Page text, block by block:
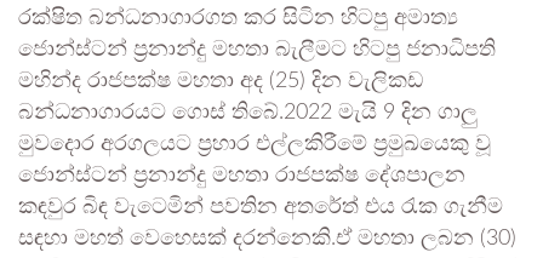
රක්ෂිත බන්ධනාගාරගත කර සිටින හිටපු අමාත්‍ය
ජොන්ස්ටන් ප්‍රනාන්දු මහතා බැලීමට හිටපු ජනාධිපති
මහින්ද රාජපක්ෂ මහතා අද (25) දින වැලිකඩ
බන්ධනාගාරයට ගොස් තිබේ.2022 මැයි 9 දින ගාලු
මුවදොර අරගලයට ප්‍රහාර එල්ලකිරීමේ ප්‍රමුඛයෙකු වූ
ජොන්ස්ටන් ප්‍රනාන්දු මහතා රාජපක්ෂ දේශපාලන
කඳවුර බිඳ වැටෙමින් පවතින අතරේත් එය රැක ගැනීම
සඳහා මහත් වෙහෙසක් දරන්නෙකි.ඒ මහතා ලබන (30)